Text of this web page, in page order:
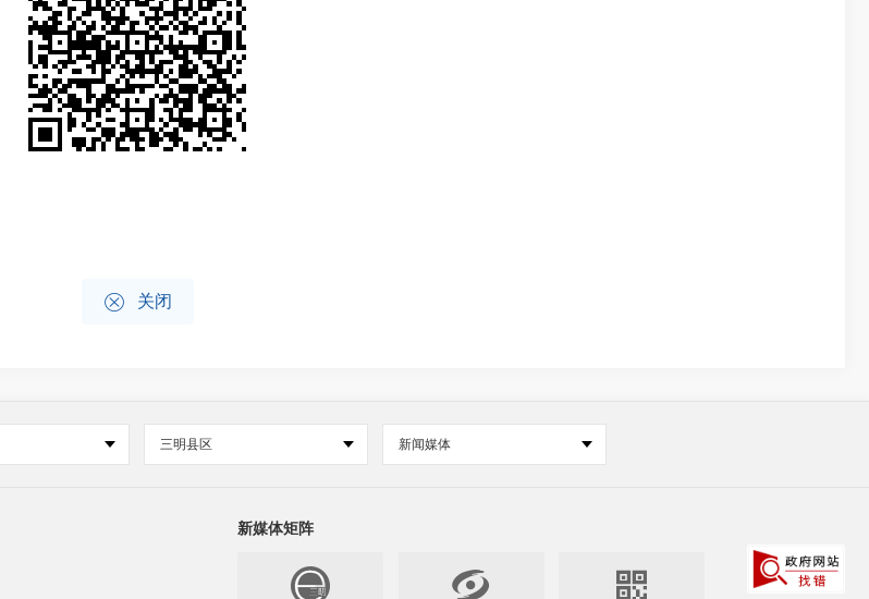
 关闭
三明县区 新闻媒体
新媒体矩阵
 